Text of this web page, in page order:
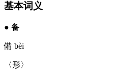
基本词义
● 备
備 bèi
〈形〉